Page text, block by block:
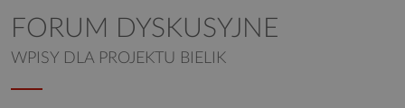
FORUM DYSKUSYJNE
WPISY DLA PROJEKTU BIELIK